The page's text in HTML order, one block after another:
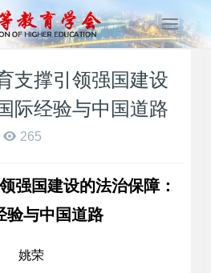
T
o
支撑引领强国建设
际经验与中国道路
265
强国建设的法治保障：
验与中国道路
姚荣